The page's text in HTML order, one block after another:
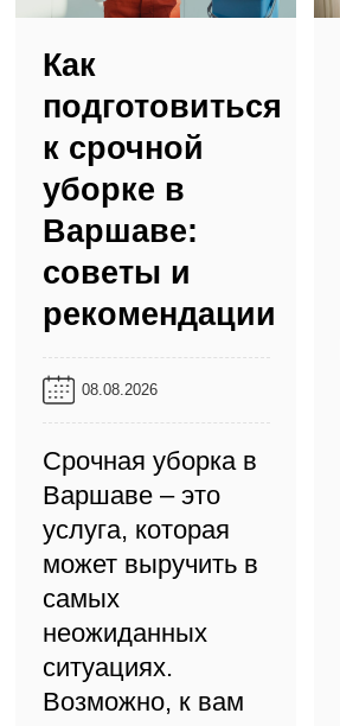
Как
подготовиться
к срочной
уборке в
Варшаве:
советы и
рекомендации️
08.08.2026
Срочная уборка в
Варшаве – это
услуга, которая
может выручить в
самых
неожиданных
ситуациях.
Возможно, к вам